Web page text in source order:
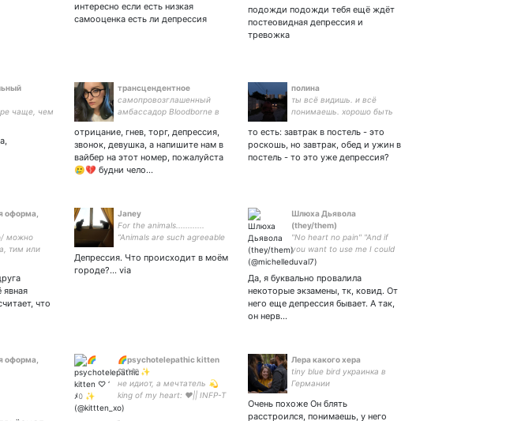
фредди
интересно если есть низкая
самооценка есть ли депрессия
sandwich so when life seems
hard just take a bite out of
подожди подожди тебя ещё ждёт
постеовидная депрессия и
тревожка
чаще, чем
трансцендентное
самопровозглашенный
амбассадор Bloodborne в
отрицание, гнев, торг, депрессия,
звонок, девушка, а напишите нам в
вайбер на этот номер, пожалуйста
🥲💔 будни чело…
полина
ты всё видишь. и всё
понимаешь. хорошо быть
то есть: завтрак в постель - это
роскошь, но завтрак, обед и ужин в
постель - то это уже депрессия?
оформа,
можно
тим или
!
-
явная
что
Janey
For the animals............
“Animals are such agreeable
questions; they pass no
criticisms.”. – George Eliot.
Депрессия. Что происходит в моём
городе?... via
Шлюха Дьявола
(they/them)
"No heart no pain" "And if
you want to use me I could
be your puppet" Decadence
Да, я буквально провалила
некоторые экзамены, тк, ковид. От
него еще депрессия бывает. А так,
он нерв…
оформа,
🌈psychotelepathic kitten
♡ ‘ ﾒ𝟶 ✨
не идиот, а мечтатель 💫
king of my heart: ♥️|| INFP-T
|| F25 || художница и
Лера какого хера
tiny blue bird украинка в
Германии
Очень похоже Он блять
расстроился, понимаешь, у него